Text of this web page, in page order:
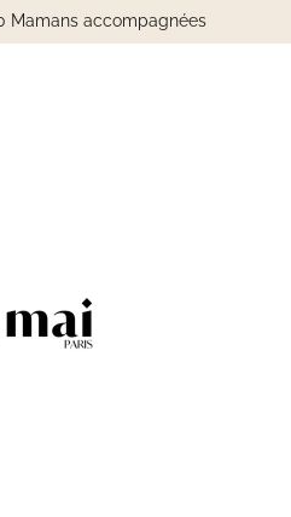
Mamans accompagnées